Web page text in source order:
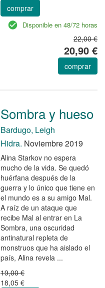
comprar
Disponible en 48/72 horas
22,00 €
20,90 €
comprar
Sombra y hueso
Bardugo, Leigh
Hidra. Noviembre 2019
Alina Starkov no espera
mucho de la vida. Se quedó
huérfana después de la
guerra y lo único que tiene en
el mundo es a su amigo Mal.
A raíz de un ataque que
recibe Mal al entrar en La
Sombra, una oscuridad
antinatural repleta de
monstruos que ha aislado el
país, Alina revela ...
19,00 €
18,05 €